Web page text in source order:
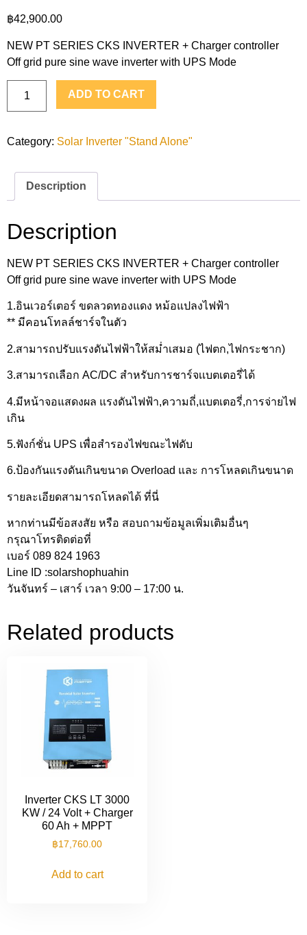
฿42,900.00
NEW PT SERIES CKS INVERTER + Charger controller
Off grid pure sine wave inverter with UPS Mode
ADD TO CART
Category: Solar Inverter "Stand Alone"
Description
Description
NEW PT SERIES CKS INVERTER + Charger controller
Off grid pure sine wave inverter with UPS Mode
1.อินเวอร์เตอร์ ขดลวดทองแดง หม้อแปลงไฟฟ้า
** มีคอนโทลล์ชาร์จในตัว
2.สามารถปรับแรงดันไฟฟ้าให้สม่ำเสมอ (ไฟตก,ไฟกระชาก)
3.สามารถเลือก AC/DC สำหรับการชาร์จเเบตเตอรี่ได้
4.มีหน้าจอแสดงผล แรงดันไฟฟ้า,ความถี่,แบตเตอรี่,การจ่ายไฟ
เกิน
5.ฟังก์ชั่น UPS เพื่อสำรองไฟขณะไฟดับ
6.ป้องกันแรงดันเกินขนาด Overload และ การโหลดเกินขนาด
รายละเอียดสามารถโหลดได้ ที่นี่
หากท่านมีข้อสงสัย หรือ สอบถามข้อมูลเพิ่มเติมอื่นๆ
กรุณาโทรติดต่อที่
เบอร์ 089 824 1963
Line ID :solarshophuahin
วันจันทร์ – เสาร์ เวลา 9:00 – 17:00 น.
Related products
Inverter CKS LT 3000
KW / 24 Volt + Charger
60 Ah + MPPT
฿17,760.00
Add to cart